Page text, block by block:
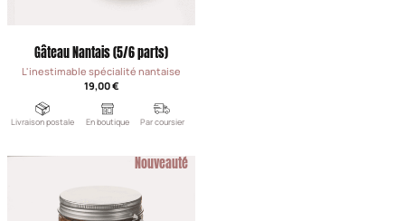
Gâteau Nantais (5/6 parts)
L'inestimable spécialité nantaise
19,00 €
Livraison postale En boutique Par coursier
Nouveauté